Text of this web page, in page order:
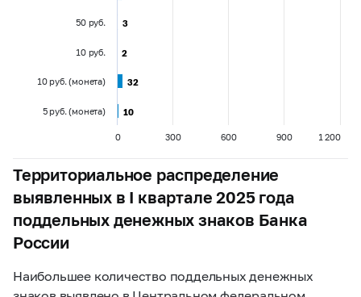
3
3
2
2
32
32
10
10
50 руб.
10 руб.
10 руб. (монета)
5 руб. (монета)
0 300 600 900 1 200
Территориальное распределение
выявленных в I квартале 2025 года
поддельных денежных знаков Банка
России
Наибольшее количество поддельных денежных